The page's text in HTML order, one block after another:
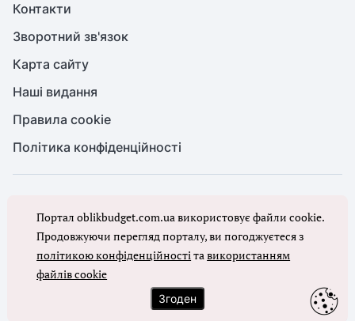
Контакти
Зворотний зв'язок
Карта сайту
Наші видання
Правила cookie
Політика конфіденційності
Повне або часткове копіювання будь-яких матеріалів порталу,
цитування, публікація їх анотованих оглядів допускаються лише з
письмового дозволу редакції порталу
Ми в соцмережах
Портал oblikbudget.com.ua використовує файли cookie.
Продовжуючи перегляд порталу, ви погоджуєтеся з
політикою конфіденційностітавикористанням
файлів cookie
Згоден